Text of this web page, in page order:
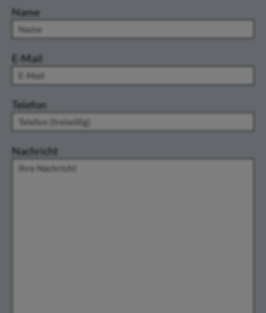
Name
E-Mail
Telefon
Nachricht